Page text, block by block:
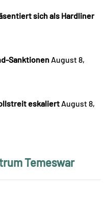
sich als Hardliner
Sanktionen August 8,
eskaliert August 8,
Temeswar